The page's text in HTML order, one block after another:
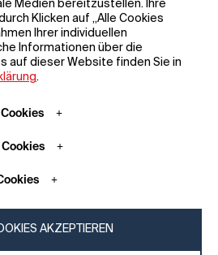
Medien bereitzustellen. Ihre
Klicken auf „Alle Cookies
Ihrer individuellen
Informationen über die
auf dieser Website finden Sie in
.
AKZEPTIEREN
für
Unternehmen
iF Design